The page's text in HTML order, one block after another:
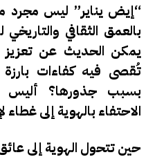
“إيض يناير” ليس مجرد
بالعمق الثقافي
يمكن الحديث عن تعزيز
تُقصى فيه كفاءات
بسبب جذورها؟ أليس
الاحتفاء بالهوية إلى
حين تتحول الهوية إلى